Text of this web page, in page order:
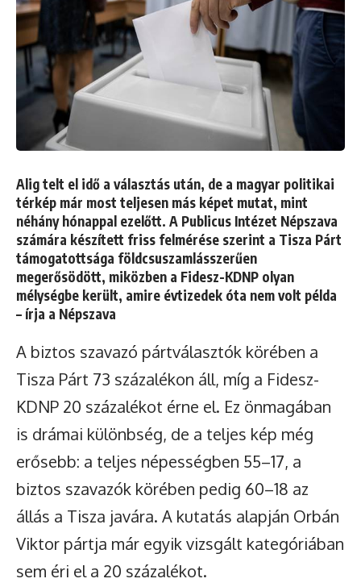
Alig telt el idő a választás után, de a magyar politikai
térkép már most teljesen más képet mutat, mint
néhány hónappal ezelőtt. A Publicus Intézet Népszava
számára készített friss felmérése szerint a Tisza Párt
támogatottsága földcsuszamlásszerűen
megerősödött, miközben a Fidesz-KDNP olyan
mélységbe került, amire évtizedek óta nem volt példa
– írja a Népszava
A biztos szavazó pártválasztók körében a
Tisza Párt 73 százalékon áll, míg a Fidesz-
KDNP 20 százalékot érne el. Ez önmagában
is drámai különbség, de a teljes kép még
erősebb: a teljes népességben 55–17, a
biztos szavazók körében pedig 60–18 az
állás a Tisza javára. A kutatás alapján Orbán
Viktor pártja már egyik vizsgált kategóriában
sem éri el a 20 százalékot.